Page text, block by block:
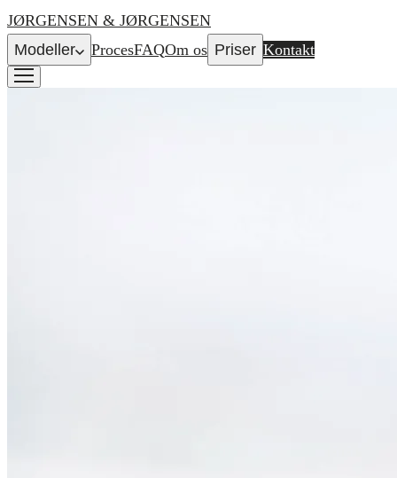
JØRGENSEN & JØRGENSEN
Modeller
ProcesFAQOm os Priser Kontakt